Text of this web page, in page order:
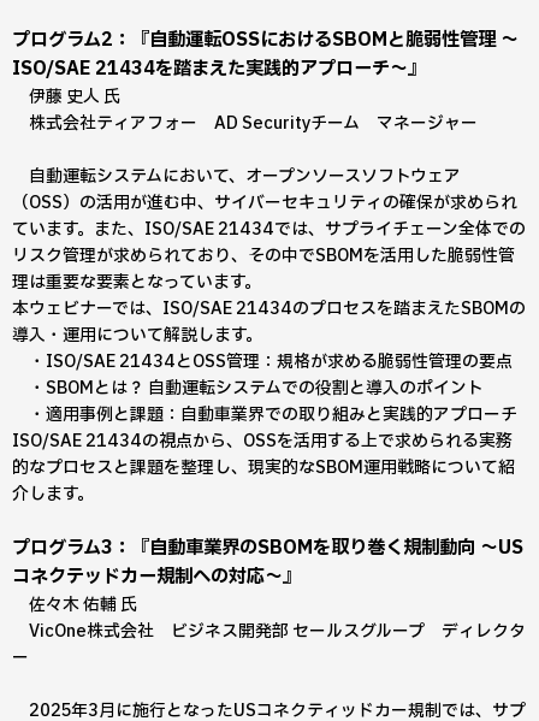
プログラム2：『自動運転OSSにおけるSBOMと脆弱性管理 〜
ISO/SAE 21434を踏まえた実践的アプローチ〜』
伊藤 史人 氏
株式会社ティアフォー AD Securityチーム マネージャー
自動運転システムにおいて、オープンソースソフトウェア
（OSS）の活用が進む中、サイバーセキュリティの確保が求められ
ています。また、ISO/SAE 21434では、サプライチェーン全体での
リスク管理が求められており、その中でSBOMを活用した脆弱性管
理は重要な要素となっています。
本ウェビナーでは、ISO/SAE 21434のプロセスを踏まえたSBOMの
導入・運用について解説します。
・ISO/SAE 21434とOSS管理：規格が求める脆弱性管理の要点
・SBOMとは？ 自動運転システムでの役割と導入のポイント
・適用事例と課題：自動車業界での取り組みと実践的アプローチ
ISO/SAE 21434の視点から、OSSを活用する上で求められる実務
的なプロセスと課題を整理し、現実的なSBOM運用戦略について紹
介します。
プログラム3：『自動車業界のSBOMを取り巻く規制動向 ～US
コネクテッドカー規制への対応～』
佐々木 佑輔 氏
VicOne株式会社 ビジネス開発部 セールスグループ ディレクタ
ー
2025年3月に施行となったUSコネクティッドカー規制では、サプ